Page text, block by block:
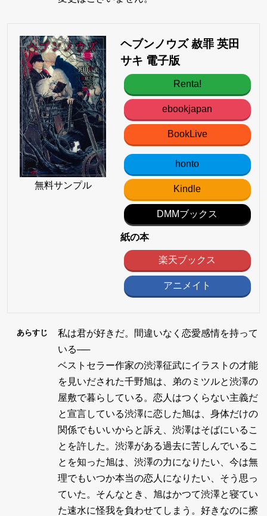
無料サンプル
ヘブンノウズ 赦罪 英田
サキ 電子版
Renta!
ebookjapan
BookLive
honto
Kindle
DMMブックス
紙の本
楽天ブックス
アニメイト
あらすじ
私は君が好きだ。間違いなく恋愛感情を持って
いる──
ベストセラー作家の渋澤征武にイラストの才能
を見いだされた千野旭は、弟のミツルと渋澤の
屋敷で暮らしている。恋人はつくらない主義だ
と宣言している渋澤に恋した旭は、身体だけの
関係でもいいからと訴え、渋澤はそばにいるこ
とを許した。渋澤がある過去に苦しんでいるこ
とを知った旭は、渋澤の力になりたい、今は無
理でもいつか本当の恋人になりたい、そう思っ
ていた。そんなとき、旭はかつて渋澤と寝てい
た速水に怪我を負わせてしまう。好きなのに擦